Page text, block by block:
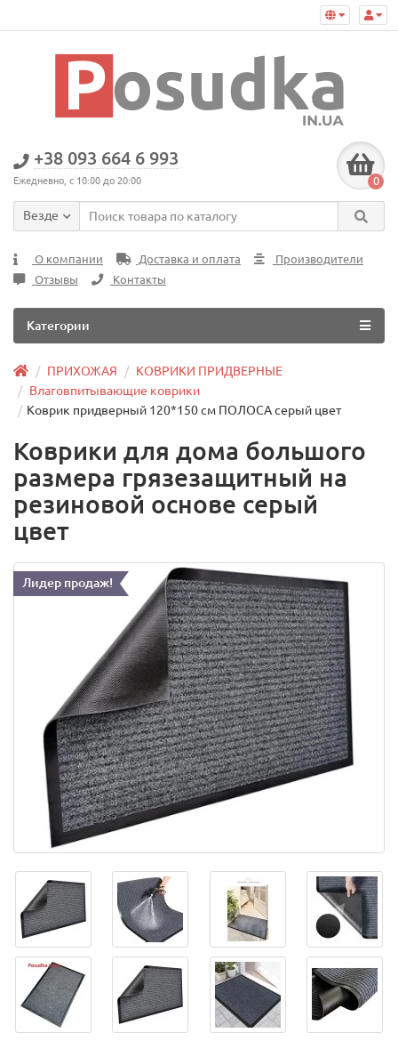
+38 093 664 6 993
Ежедневно, с 10:00 до 20:00 0
Везде
О компании Доставка и оплата
Производители
Отзывы
Контакты
Категории
ПРИХОЖАЯ
КОВРИКИ ПРИДВЕРНЫЕ
Влаговпитывающие коврики
Коврик придверный 120*150 см ПОЛОСА серый цвет
Коврики для дома большого
размера грязезащитный на
резиновой основе серый
цвет
Лидер продаж!